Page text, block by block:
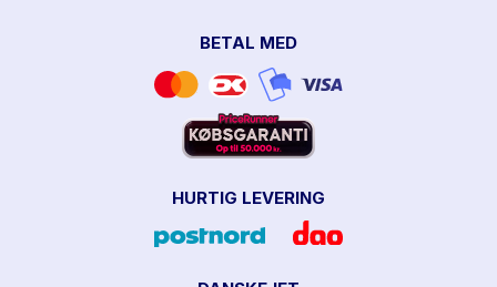
BETAL MED
HURTIG LEVERING